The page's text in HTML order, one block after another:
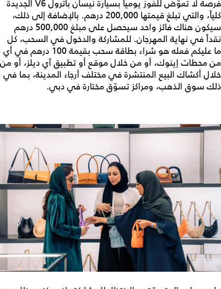
فرصة لا تعوّض للفوز يومياً بسيارة نيسان باترول V6 الجديدة
كلياً، والتي تبلغ قيمتها 200,000 درهم. بالإضافة إلى ذلك،
سيكون هناك فائز واحد سيحصل على مبلغ 500,000 درهم
نقداً في نهاية المهرجان. للمشاركة والدخول في السحب، كل
ما عليكم فعله هو شراء بطاقة سحب بقيمة 100 درهم في أي
من محطات إينوك، أو من خلال موقع أو تطبيق آي ديلز، أو من
خلال أكشاك البيع المنتشرة في مختلف أرجاء المدينة، بما في
ذلك سوق الذهب، ومراكز تسوّق مختارة في دبي.